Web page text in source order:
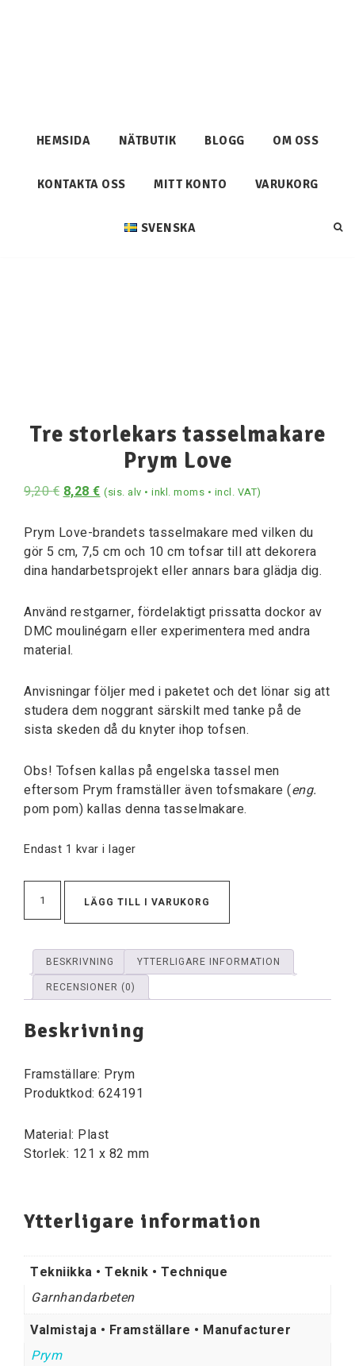
HEMSIDA NÄTBUTIK BLOGG OM OSS
KONTAKTA OSS MITT KONTO VARUKORG
SVENSKA
Tre storlekars tasselmakare
Prym Love
9,20€8,28€ (sis. alv • inkl. moms • incl. VAT)
Prym Love-brandets tasselmakare med vilken du
gör 5 cm, 7,5 cm och 10 cm tofsar till att dekorera
dina handarbetsprojekt eller annars bara glädja dig.
Använd restgarner, fördelaktigt prissatta dockor av
DMC moulinégarn eller experimentera med andra
material.
Anvisningar följer med i paketet och det lönar sig att
studera dem noggrant särskilt med tanke på de
sista skeden då du knyter ihop tofsen.
Obs! Tofsen kallas på engelska tassel men
eftersom Prym framställer även tofsmakare (eng.
pom pom) kallas denna tasselmakare.
Endast 1 kvar i lager
LÄGG TILL I VARUKORG
BESKRIVNING
YTTERLIGARE INFORMATION
RECENSIONER (0)
Beskrivning
Framställare: Prym
Produktkod: 624191
Material: Plast
Storlek: 121 x 82 mm
Ytterligare information
Tekniikka • Teknik • Technique
Garnhandarbeten
Valmistaja • Framställare • Manufacturer
Prym